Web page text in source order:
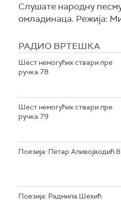
Слушате народну
омладинаца. Режија:
РАДИО ВРТЕШКА
Шест немогућих ствари пре
ручка 78
Шест немогућих ствари пре
ручка 79
Поезија: Петар Аливојводић 8
Поезија: Радмила Шехић